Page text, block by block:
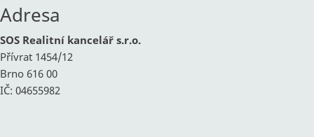
Adresa
SOS Realitní kancelář s.r.o.
Přívrat 1454/12
Brno 616 00
IČ: 04655982